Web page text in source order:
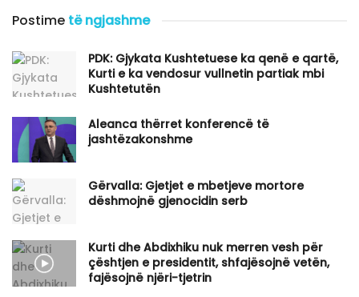
Postime të ngjashme
PDK: Gjykata Kushtetuese ka qenë e qartë,
Kurti e ka vendosur vullnetin partiak mbi
Kushtetutën
Aleanca thërret konferencë të
jashtëzakonshme
Gërvalla: Gjetjet e mbetjeve mortore
dëshmojnë gjenocidin serb
Kurti dhe Abdixhiku nuk merren vesh për
çështjen e presidentit, shfajësojnë vetën,
fajësojnë njëri-tjetrin